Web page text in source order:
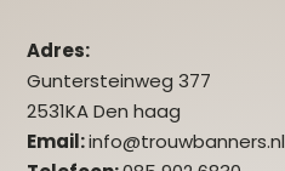
Adres:
Guntersteinweg 377
2531KA Den haag
Email:info@trouwbanners.nl